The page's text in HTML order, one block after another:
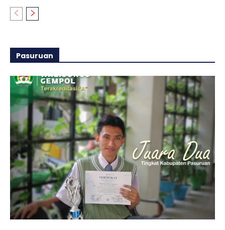
Pasuruan